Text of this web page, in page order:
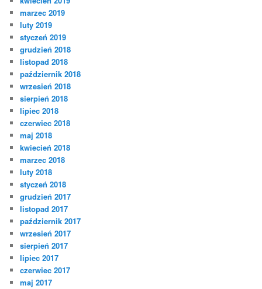
marzec 2019
luty 2019
styczeń 2019
grudzień 2018
listopad 2018
październik 2018
wrzesień 2018
sierpień 2018
lipiec 2018
czerwiec 2018
maj 2018
kwiecień 2018
marzec 2018
luty 2018
styczeń 2018
grudzień 2017
listopad 2017
październik 2017
wrzesień 2017
sierpień 2017
lipiec 2017
czerwiec 2017
maj 2017